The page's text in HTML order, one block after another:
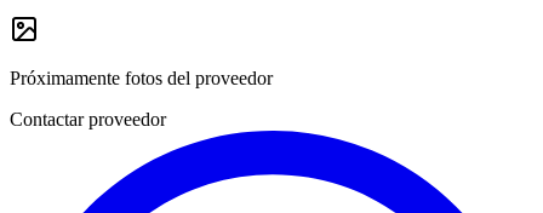
Próximamente fotos del proveedor
Contactar proveedor